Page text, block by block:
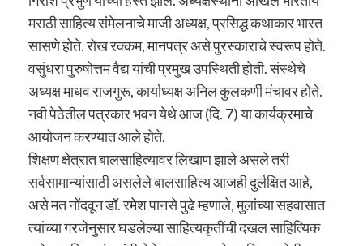
मराठी साहित्य संमेलनाचे माजी अध्यक्ष, प्रसिद्ध कथाकार भारत
सासणे होते. रोख रक्कम, मानपत्र असे पुरस्काराचे स्वरूप होते.
वसुंधरा पुरुषोत्तम वैद्य यांची प्रमुख उपस्थिती होती. संस्थेचे
अध्यक्ष माधव राजगुरू, कार्याध्यक्ष अनिल कुलकर्णी मंचावर होते.
नवी पेठेतील पत्रकार भवन येथे आज (दि. 7) या कार्यक्रमाचे
आयोजन करण्यात आले होते.
शिक्षण क्षेत्रात बालसाहित्यावर लिखाण झाले असले तरी
सर्वसामान्यांसाठी असलेले बालसाहित्य आजही दुर्लक्षित आहे,
असे मत नोंदवून डॉ. रमेश पानसे पुढे म्हणाले, मुलांच्या सहवासात
त्यांच्या गरजेनुसार घडलेल्या साहित्यकृतींची दखल साहित्यिक